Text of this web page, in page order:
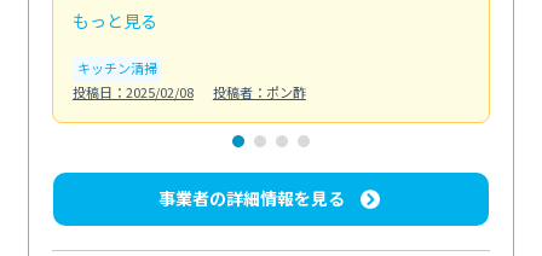
もっと見る
キッチン清掃
投稿日：2025/02/08
投稿者：ポン酢
事業者の詳細情報を見る